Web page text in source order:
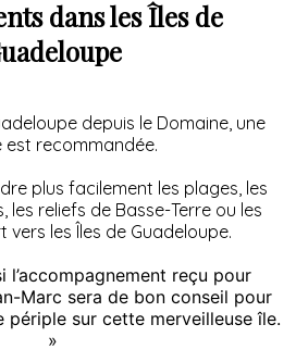
dans les Îles de
depuis le Domaine, une
est recommandée.
plus facilement les plages, les
les reliefs de Basse-Terre ou les
les Îles de Guadeloupe.
l’accompagnement reçu pour
Marc sera de bon conseil pour
périple sur cette merveilleuse île.
»